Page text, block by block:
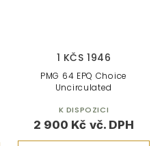
1 KČS 1946
2 900 Kč
PMG 64 EPQ Choice
Uncirculated
K DISPOZICI